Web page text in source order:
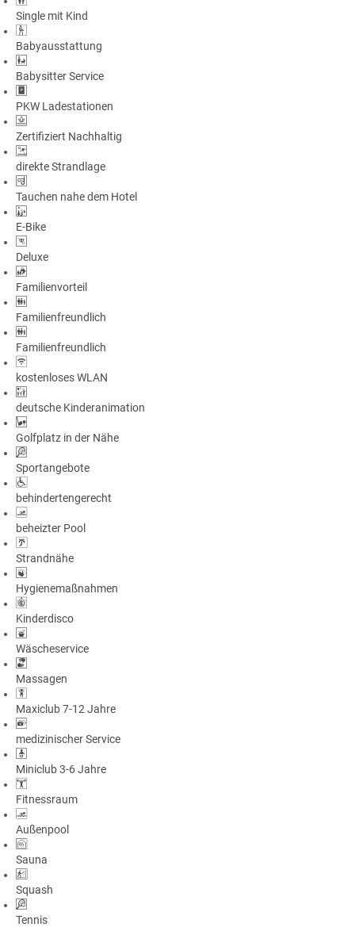
Single mit Kind
Babyausstattung
Babysitter Service
PKW Ladestationen
Zertifiziert Nachhaltig
direkte Strandlage
Tauchen nahe dem Hotel
E-Bike
Deluxe
Familienvorteil
Familienfreundlich
Familienfreundlich
kostenloses WLAN
deutsche Kinderanimation
Golfplatz in der Nähe
Sportangebote
behindertengerecht
beheizter Pool
Strandnähe
Hygienemaßnahmen
Kinderdisco
Wäscheservice
Massagen
Maxiclub 7-12 Jahre
medizinischer Service
Miniclub 3-6 Jahre
Fitnessraum
Außenpool
Sauna
Squash
Tennis